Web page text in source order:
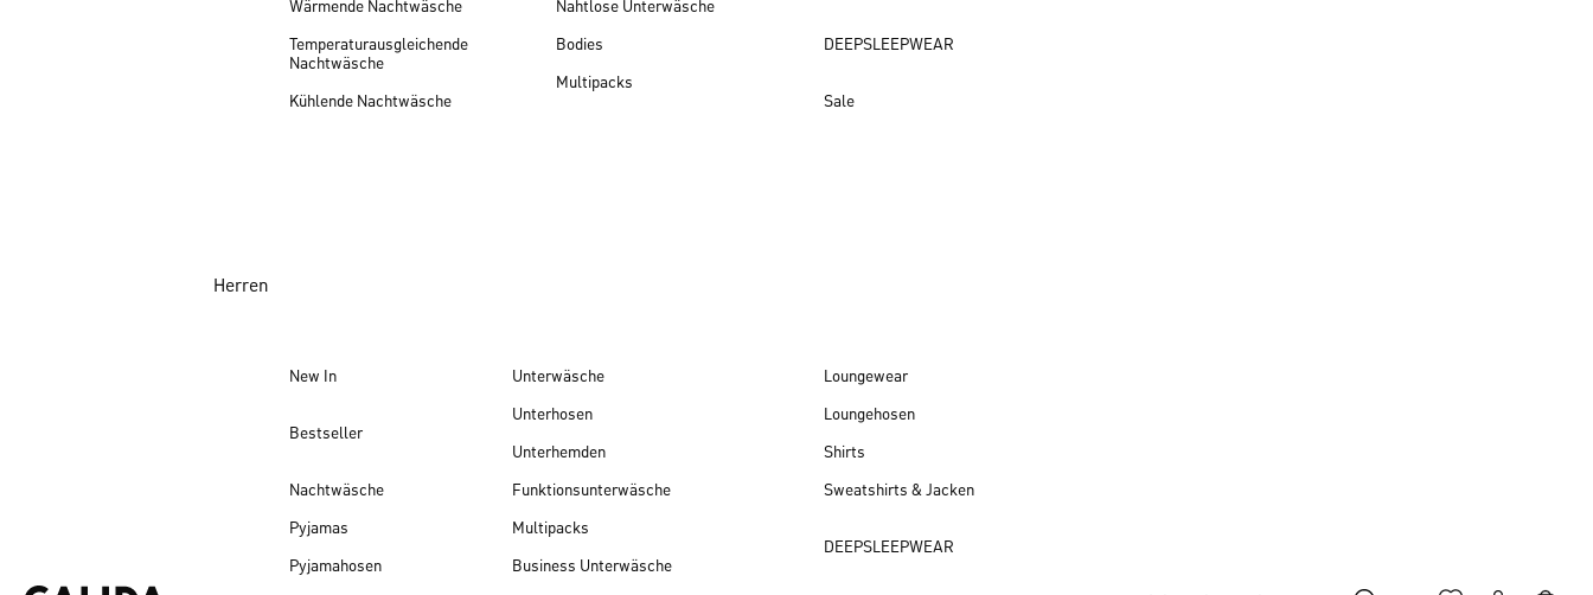
Wärmende Nachtwäsche
Temperaturausgleichende
Nachtwäsche
Kühlende Nachtwäsche
Nahtlose Unterwäsche
Bodies
Multipacks
DEEPSLEEPWEAR
Sale
Herren
New In
Bestseller
Nachtwäsche
Pyjamas
Pyjamahosen
Unterwäsche
Unterhosen
Unterhemden
Funktionsunterwäsche
Multipacks
Business Unterwäsche
Loungewear
Loungehosen
Shirts
Sweatshirts & Jacken
DEEPSLEEPWEAR